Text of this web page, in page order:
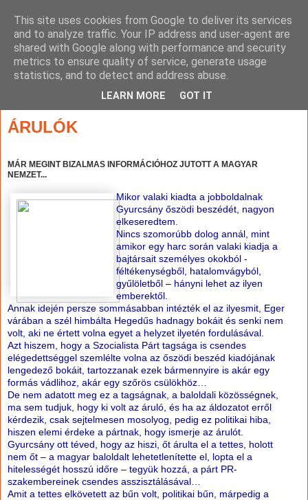
ÁRULÓK
MÁR MEGINT BIZALMAS INFORMÁCIÓHOZ JUTOTT A MAGYAR
NEMZET...
Mikor valaki kiadta a jobboldalnak
Gyurcsány őszödi beszédét, nagyon
elkeseredtem.
Nincs szomorúbb dolog annál, mint
amikor egy harc során valaki kiadja a
bajtársait személyes okokból -
féltékenységből, hatalomvágyból,
gyűlöletből – hányni lehet az ilyen
emberektől.
Annak idején persze sommásabban intézték el az ilyesmit, Eger
várában a szél himbálta Hegedűs hadnagy bokáit és senki nem
volt, aki ne értett volna egyet a helyzet ilyetén fordulásával.
Azt hiszem, hogy a Szocialista Párt tagsága is csendes
elégedettséggel szemlélte volna az őszödi beszéd kiadójának
lengedező bokáit, tartozzanak ezek bármennyire is akár egy
formás vádlihoz, akár egy szőrös csülökhöz…
De nem adatott meg ez a tagságnak, a baloldali közösségnek,
ma sem tudjuk, hogy ki volt az áruló, és ha az áldozatot erről
kérdezik, csak sejtelmesen mosolyog, pedig ez politikai hiba,
hiszen elemi érdeke a pártnak, hogy ismerje az árulót.
Gyurcsány ott téved, hogy az hiszi, őt árulta el a tettes, holott
nem őt – a magyar baloldalt lehetetlenítette el, lopta el a
hitelességét hosszú időre – tegyük hozzá, a párt PR-
szakembereinek csendes asszisztálásával…
Amit a tettes elkövetett az bűn volt, politikai bűn, márpedig a
This site uses cookies from Google to deliver its services
and to analyze traffic. Your IP address and user-agent are
shared with Google along with performance and security
metrics to ensure quality of service, generate usage
statistics, and to detect and address abuse.
LEARN MORE GOT IT